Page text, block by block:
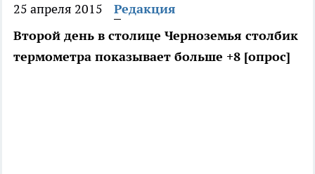
25 апреля 2015
Редакция
Второй день в столице Черноземья столбик
термометра показывает больше +8 [опрос]